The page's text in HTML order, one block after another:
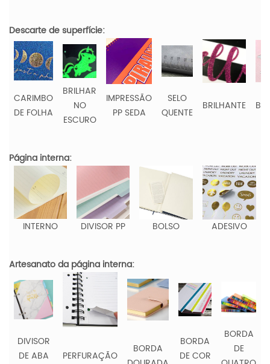
Descarte de superfície:
CARIMBO
DE FOLHA
BRILHAR
NO
ESCURO
IMPRESSÃO
PP SEDA
SELO
QUENTE
BRILHANTE
Página interna:
INTERNO DIVISOR PP BOLSO ADESIVO
Artesanato da página interna:
DIVISOR
DE ABA
PERFURAÇÃO
BORDA
BORDA
DE COR
BORDA
DE